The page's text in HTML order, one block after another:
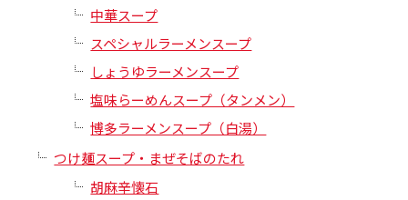
中華スープ
スペシャルラーメンスープ
しょうゆラーメンスープ
塩味らーめんスープ（タンメン）
博多ラーメンスープ（白湯）
つけ麺スープ・まぜそばのたれ
胡麻辛懐石